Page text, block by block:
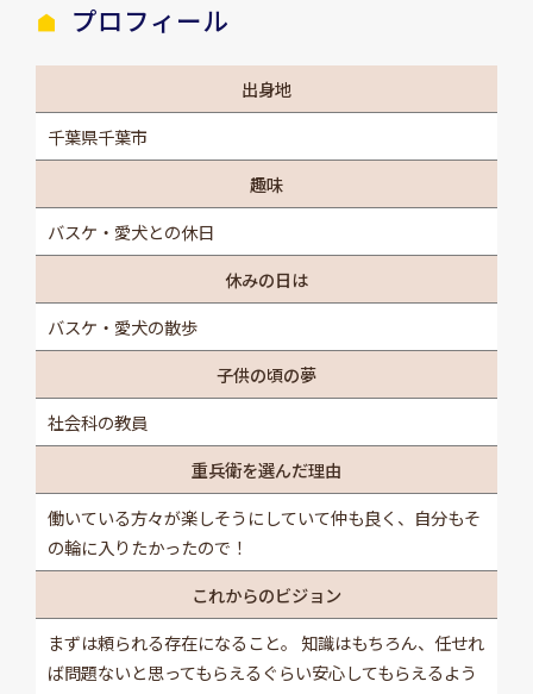
プロフィール
出身地
千葉県千葉市
趣味
バスケ・愛犬との休日
休みの日は
バスケ・愛犬の散歩
子供の頃の夢
社会科の教員
重兵衛を選んだ理由
働いている方々が楽しそうにしていて仲も良く、自分もそ
の輪に入りたかったので！
これからのビジョン
まずは頼られる存在になること。 知識はもちろん、任せれ
ば問題ないと思ってもらえるぐらい安心してもらえるよう